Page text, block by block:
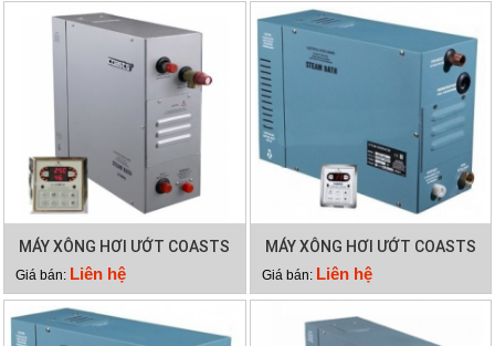
MÁY XÔNG HƠI ƯỚT COASTS
KSB 60
Giá bán: Liên hệ
MÁY XÔNG HƠI ƯỚT COASTS
KSA 180
Giá bán: Liên hệ